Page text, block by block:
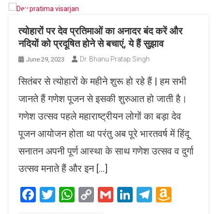
त्योहारों पर देव प्रतिमाओं का अनादर बंद करें और
नदियों को प्रदूषित होने से बचाएं, ये हैं सुझाव
June 29, 2023 Dr. Bhanu Pratap Singh
सितंबर से त्योहारों के महीने शुरू हो रहे हैं | हम सभी
जानते हैं गणेश पूजन से इसकी शुरुआत हो जाती है।
गणेश उत्सव पहले महाराष्ट्रीयन लोगों का बड़ा देव
पूजन आयोजन होता था परंतु अब पूरे भारतवर्ष में हिंदू
सनातन अपनी पूर्ण आस्था के साथ गणेश उत्सव व दुर्गा
उत्सव मनाते हैं और इन […]
Facebook
Twitter
WhatsApp
CopyGmailLinkedIn
Telegram